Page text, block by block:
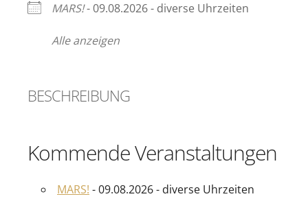
MARS!- 09.08.2026 - diverse Uhrzeiten
Alle anzeigen
BESCHREIBUNG
Kommende Veranstaltungen
MARS! - 09.08.2026 - diverse Uhrzeiten